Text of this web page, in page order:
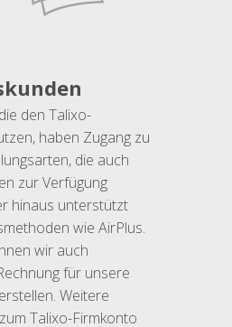
den Talixo-
haben Zugang zu
die auch
zur Verfügung
hinaus unterstützt
wie AirPlus.
wir auch
für unsere
Weitere
Talixo-Firmkonto